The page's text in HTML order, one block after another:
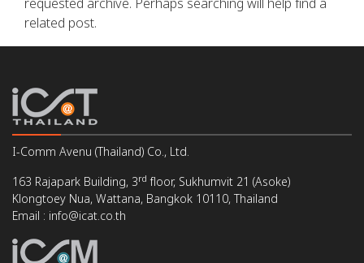
requested archive. Perhaps searching will help find a
related post.
I-Comm Avenu (Thailand) Co., Ltd.
163 Rajapark Building, 3rd floor, Sukhumvit 21 (Asoke)
Klongtoey Nua, Wattana, Bangkok 10110, Thailand
Email : info@icat.co.th